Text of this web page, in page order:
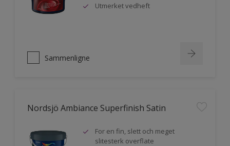
Utmerket vedheft
Sammenligne
Nordsjö Ambiance Superfinish Satin
For en fin, slett och meget
slitesterk overflate